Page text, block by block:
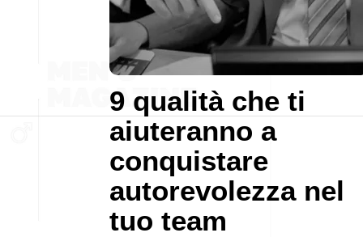
9 qualità che ti
aiuteranno a
conquistare
autorevolezza nel
tuo team